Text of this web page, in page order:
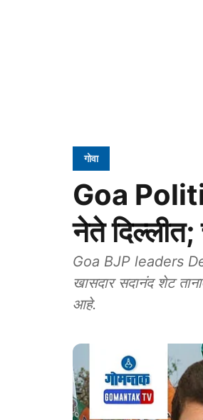
गोवा
Goa
नेते
Goa BJP leaders
खासदार सदानंद शेट
आहे.